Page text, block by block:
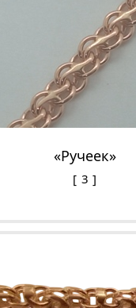
«Ручеек»
3